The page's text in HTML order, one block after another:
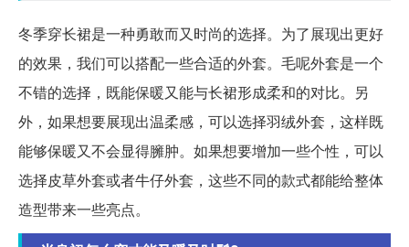
冬季穿长裙是一种勇敢而又时尚的选择。为了展现出更好
的效果，我们可以搭配一些合适的外套。毛呢外套是一个
不错的选择，既能保暖又能与长裙形成柔和的对比。另
外，如果想要展现出温柔感，可以选择羽绒外套，这样既
能够保暖又不会显得臃肿。如果想要增加一些个性，可以
选择皮草外套或者牛仔外套，这些不同的款式都能给整体
造型带来一些亮点。